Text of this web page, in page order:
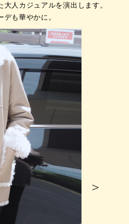
大人カジュアルを演出します。
も華やかに。